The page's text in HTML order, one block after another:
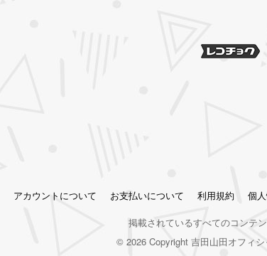
アカウントについて お支払いについて 利用規約 個
掲載されているすべてのコンテ
© 2026 Copyright 吉田山田オフィ